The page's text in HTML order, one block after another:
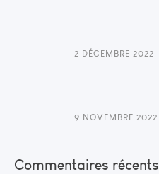
2 DÉCEMBRE 2022
9 NOVEMBRE 2022
Commentaires récents